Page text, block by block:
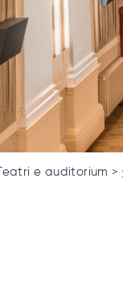
Teatri e auditorium